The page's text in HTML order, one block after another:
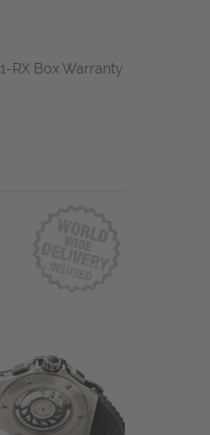
RX Box Warranty